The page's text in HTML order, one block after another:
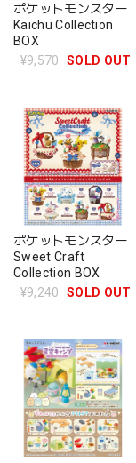
ポケットモンスター
Kaichu Collection
BOX
¥9,570
SOLD OUT
ポケットモンスター
Sweet Craft
Collection BOX
¥9,240
SOLD OUT